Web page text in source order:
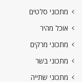
מתכוני סלטים
אוכל מהיר
מתכוני מרקים
מתכוני בשר
מתכוני שתייה